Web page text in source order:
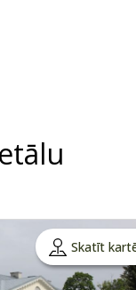
Skatīt